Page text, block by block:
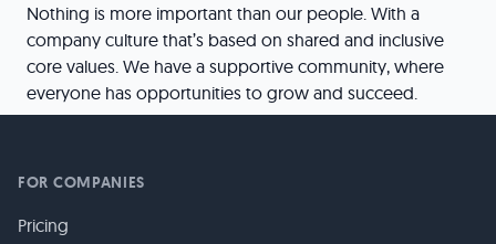
Nothing is more important than our people. With a
company culture that’s based on shared and inclusive
core values. We have a supportive community, where
everyone has opportunities to grow and succeed.
FOR COMPANIES
Pricing